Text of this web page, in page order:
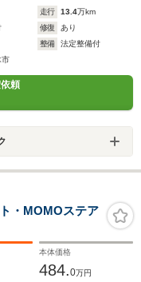
走行 13.4万km
修復
あり
整備
法定整備付
市
頼
・MOMOステア
本体価格
484.0万円